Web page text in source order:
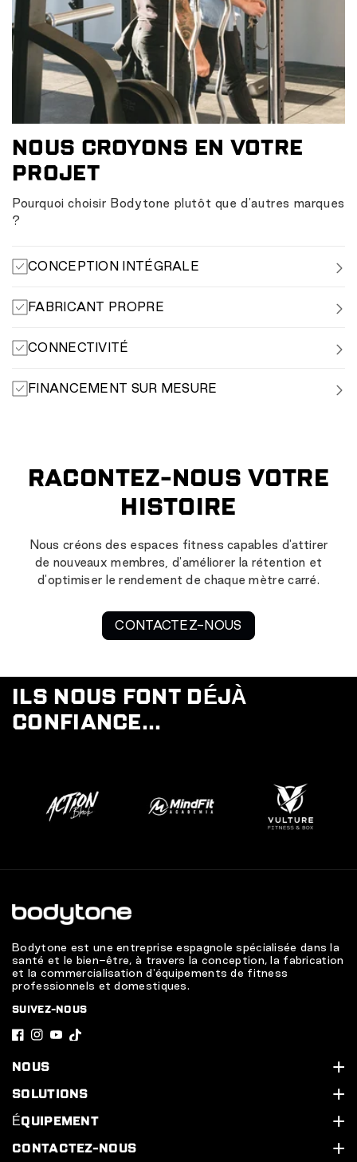
NOUS CROYONS EN VOTRE
PROJET
Pourquoi choisir Bodytone plutôt que d'autres marques
?
CONCEPTION INTÉGRALE
professionnelle
FABRICANT PROPRE
disponibilité.
CONNECTIVITÉ
sport.FINANCEMENT SUR MESURE
RACONTEZ-NOUS VOTRE
HISTOIRE
Nous créons des espaces fitness capables d'attirer
de nouveaux membres, d'améliorer la rétention et
d'optimiser le rendement de chaque mètre carré.
CONTACTEZ-NOUS
ILS NOUS FONT DÉJÀ
CONFIANCE...
Bodytone est une entreprise espagnole spécialisée dans la
santé et le bien-être, à travers la conception, la fabrication
et la commercialisation d'équipements de fitness
professionnels et domestiques.
SUIVEZ-NOUS
F
a
c
e
o
I
n
s
g
u
b
T
k
k
NOUS
Qui sommes-nous ?
Assistance technique
Contactez-nous
SOLUTIONS
Nos services
Équipez votre salle de sport
ÉQUIPEMENT
Ligne cardio
CONTACTEZ-NOUS